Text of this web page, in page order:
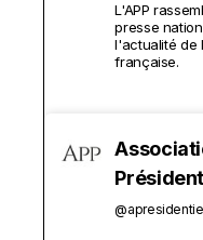
L'APP
presse
l'actualité de
française.